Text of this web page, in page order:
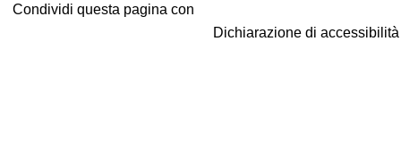
Condividi questa pagina con
Dichiarazione di